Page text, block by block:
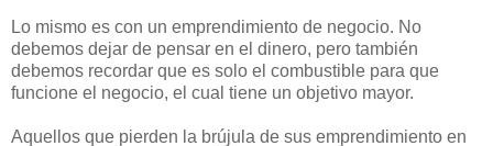
Lo mismo es con un emprendimiento de negocio. No
debemos dejar de pensar en el dinero, pero también
debemos recordar que es solo el combustible para que
funcione el negocio, el cual tiene un objetivo mayor.
Aquellos que pierden la brújula de sus emprendimiento en